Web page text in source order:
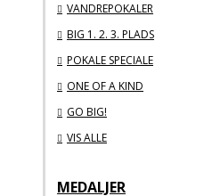
VANDREPOKALER
BIG 1. 2. 3. PLADS
POKALE SPECIALE
ONE OF A KIND
GO BIG!
VIS ALLE
MEDALJER